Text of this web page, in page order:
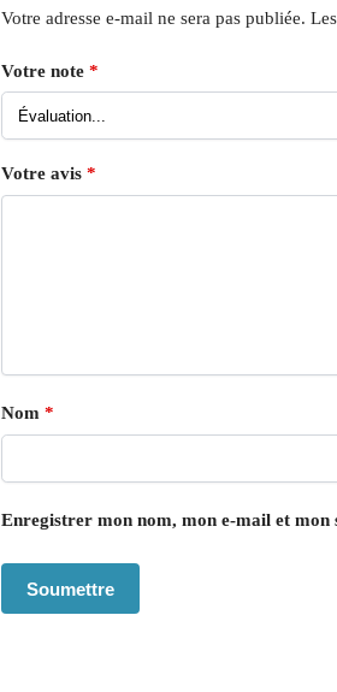
Votre adresse e-mail ne sera pas publiée.
Votre note *
Votre avis *
Nom *
Enregistrer mon nom, mon e-mail et